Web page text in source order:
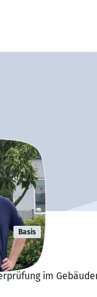
Basis
🎓
im